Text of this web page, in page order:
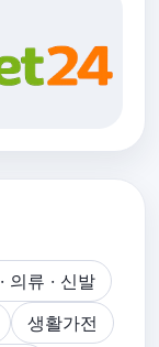
의류 · 신발
생활가전